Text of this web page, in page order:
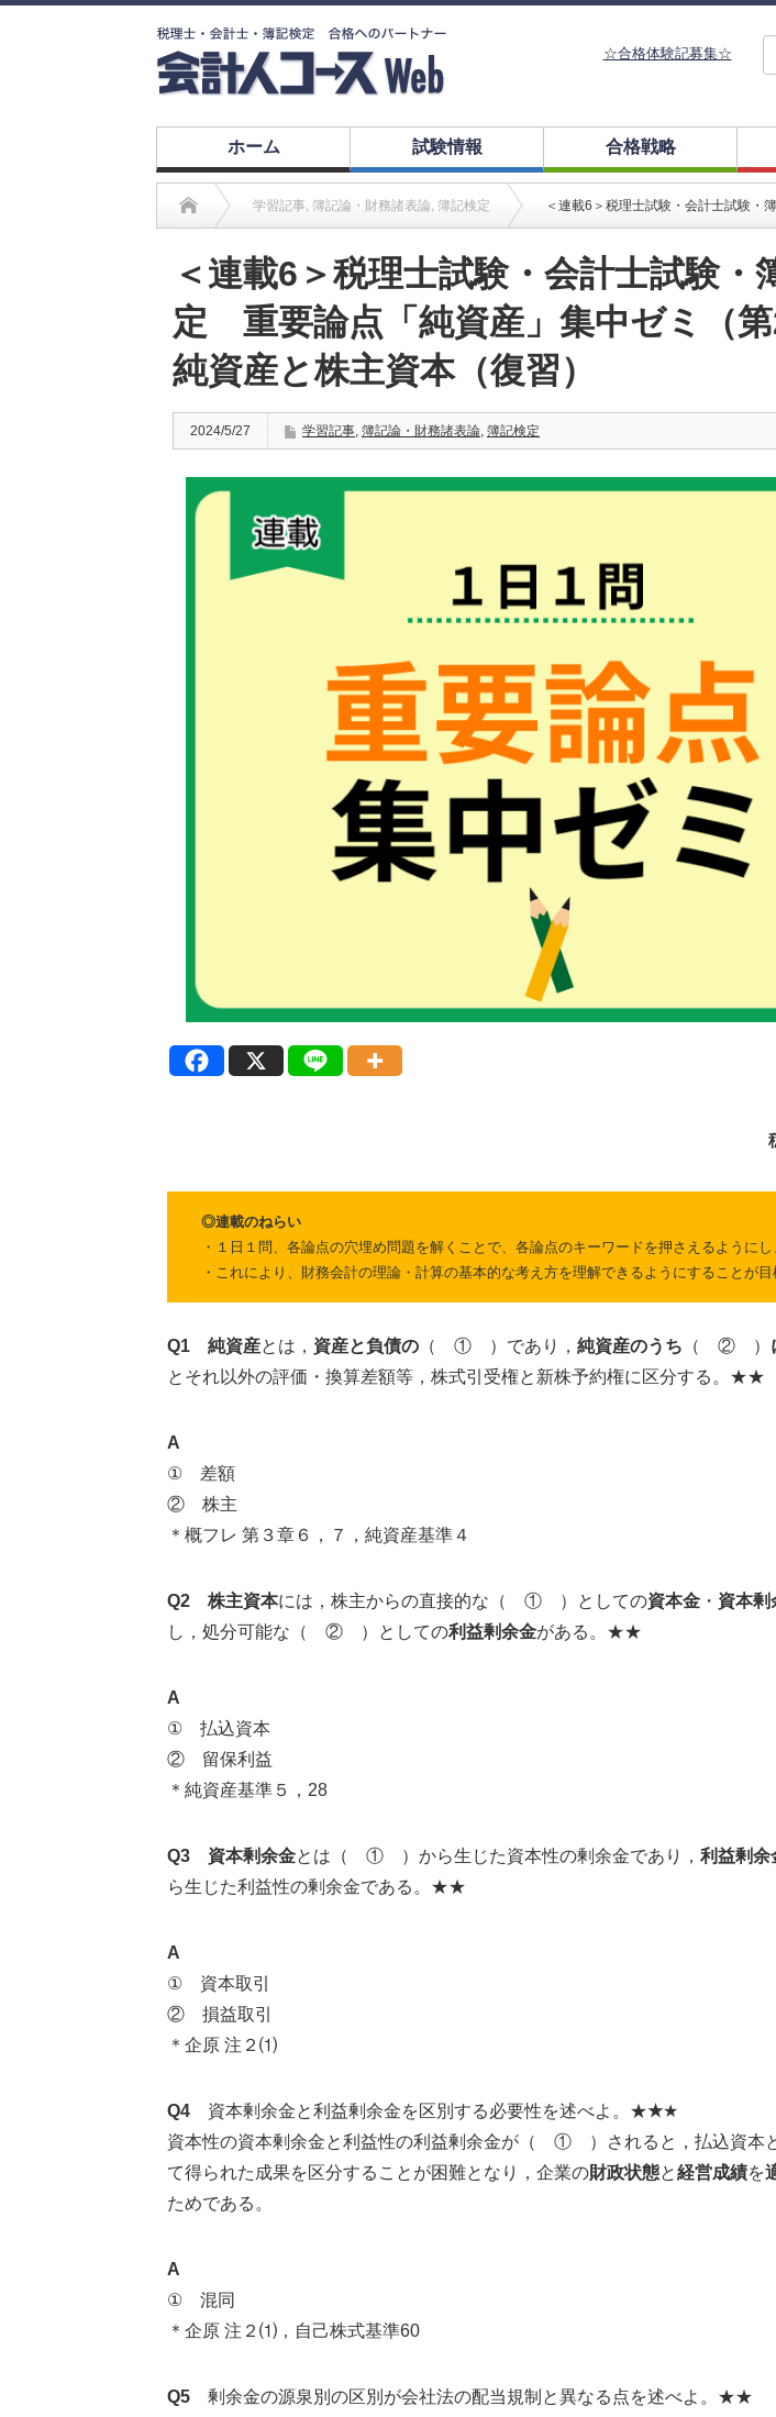
☆合格体験記募集☆
ホーム 試験情報 合格戦略
学習記事, 簿記論・財務諸表論, 簿記検定 ＜連載6＞税理士試験・会計士試験・
＜連載6＞税理士試験・会計士試験・
定 重要論点「純資産」集中ゼミ（
純資産と株主資本（復習）
2024/5/27 学習記事, 簿記論・財務諸表論, 簿記検定
◎連載のねらい
・１日１問、各論点の穴埋め問題を解くことで、各論点のキーワードを押さえるようにし
・これにより、財務会計の理論・計算の基本的な考え方を理解できるようにすることが目
Q1 純資産とは， 資産と負債の （ ① ）であり， 純資産のうち （ ② ）
とそれ以外の評価・換算差額等，株式引受権と新株予約権に区分する。★★
A
① 差額
② 株主
＊概フレ 第３章６，７，純資産基準４
Q2 株主資本には，株主からの直接的な（ ① ）としての資本金 ・ 資本剰
し，処分可能な（ ② ）としての利益剰余金がある。★★
A
① 払込資本
② 留保利益
＊純資産基準５，28
Q3 資本剰余金とは（ ① ）から生じた資本性の剰余金であり， 利益剰余
ら生じた利益性の剰余金である。★★
A
① 資本取引
② 損益取引
＊企原 注２⑴
Q4 資本剰余金と利益剰余金を区別する必要性を述べよ。★★★
資本性の資本剰余金と利益性の利益剰余金が（ ① ）されると，払込資本
て得られた成果を区分することが困難となり，企業の財政状態と経営成績を
ためである。
A
① 混同
＊企原 注２⑴，自己株式基準60
Q5 剰余金の源泉別の区別が会社法の配当規制と異なる点を述べよ。★★